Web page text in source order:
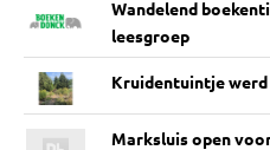
Wandelend
leesgroep
Kruidentuintje
Marksluis open